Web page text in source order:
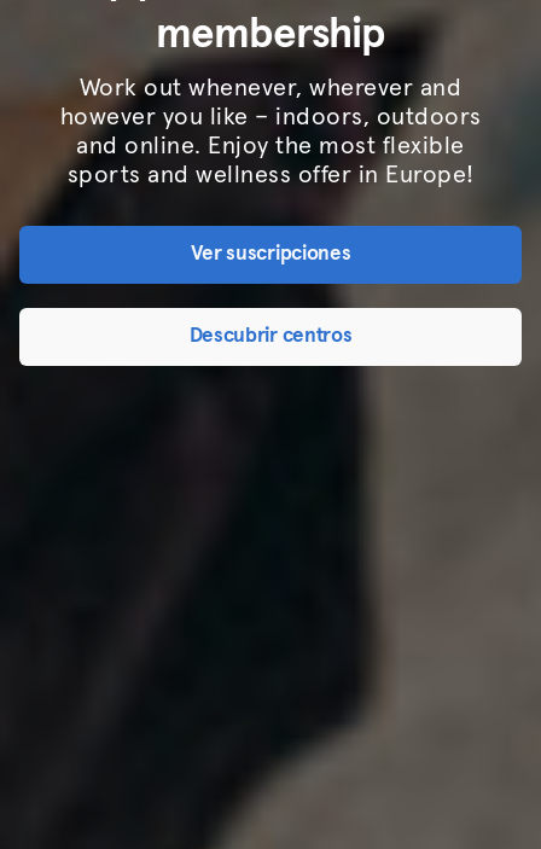
membership
Work out whenever, wherever and
however you like – indoors, outdoors
and online. Enjoy the most flexible
sports and wellness offer in Europe!
Descubrir centros
Ver suscripciones